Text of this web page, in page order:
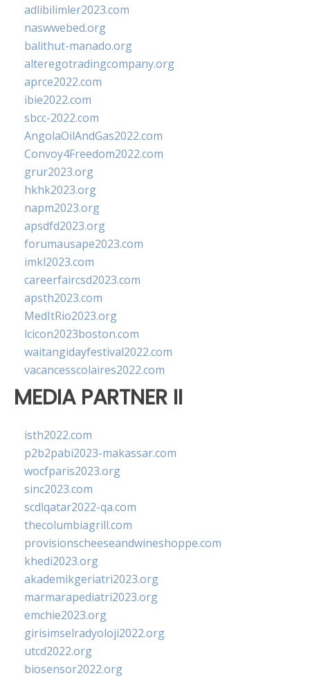
adlibilimler2023.com
naswwebed.org
balithut-manado.org
alteregotradingcompany.org
aprce2022.com
ibie2022.com
sbcc-2022.com
AngolaOilAndGas2022.com
Convoy4Freedom2022.com
grur2023.org
hkhk2023.org
napm2023.org
apsdfd2023.org
forumausape2023.com
imkl2023.com
careerfaircsd2023.com
apsth2023.com
MedItRio2023.org
lcicon2023boston.com
waitangidayfestival2022.com
vacancesscolaires2022.com
MEDIA PARTNER II
isth2022.com
p2b2pabi2023-makassar.com
wocfparis2023.org
sinc2023.com
scdlqatar2022-qa.com
thecolumbiagrill.com
provisionscheeseandwineshoppe.com
khedi2023.org
akademikgeriatri2023.org
marmarapediatri2023.org
emchie2023.org
girisimselradyoloji2022.org
utcd2022.org
biosensor2022.org